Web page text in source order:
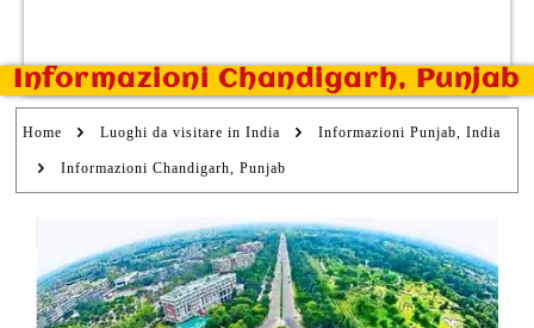
Informazioni Chandigarh, Punjab
Home Luoghi da visitare in India Informazioni Punjab, India
Informazioni Chandigarh, Punjab